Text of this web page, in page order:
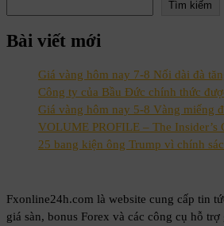
Tìm kiếm
Bài viết mới
Giá vàng hôm nay 7-8 Nối dài đà
Công ty của Bầu Đức chính thức
Giá vàng hôm nay 5-8 Vàng miếng
VOLUME PROFILE – The Insider’s
25 bang kiện ông Trump vì chính
Fxonline24h.com là website cung cấp tin
giá sàn, bonus Forex và các công cụ hỗ